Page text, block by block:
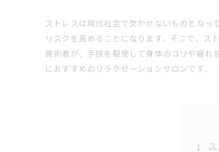
ストレスは現代社会で欠かせないものとな
リスクを高めることになります。そこで、
施術者が、手技を駆使して身体のコリや疲
におすすめのリラクゼーションサロンです。